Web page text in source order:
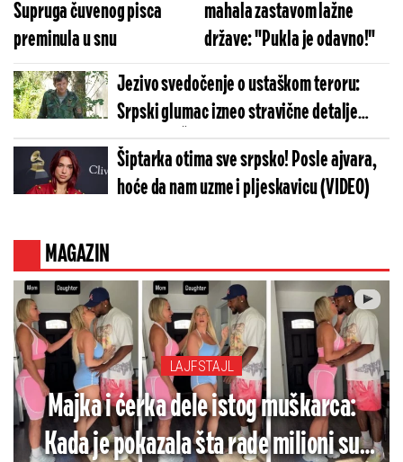
Supruga čuvenog pisca
preminula u snu
mahala zastavom lažne
države: "Pukla je odavno!"
Jezivo svedočenje o ustaškom teroru:
Srpski glumac izneo stravične detalje
golgote – Četiri godine pakla i kolona
smrti!
Šiptarka otima sve srpsko! Posle ajvara,
hoće da nam uzme i pljeskavicu (VIDEO)
MAGAZIN
LAJFSTAJL
Majka i ćerka dele istog muškarca:
Kada je pokazala šta rade milioni su